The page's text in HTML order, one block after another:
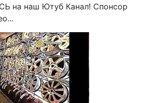
на наш Ютуб Канал! Спонсор